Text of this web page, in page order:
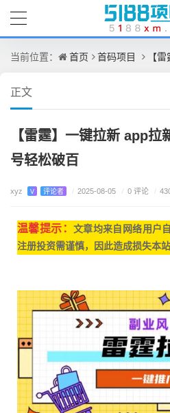
当前位置： 首页 首码项目 【雷霆
正文
【雷霆】一键拉新 app
号轻松破百
xyz V 评论者 / 2025-08-05 / 0 评论 /
温馨提示： 文章均来自网络用户
注册投资需谨慎，因此造成损失本